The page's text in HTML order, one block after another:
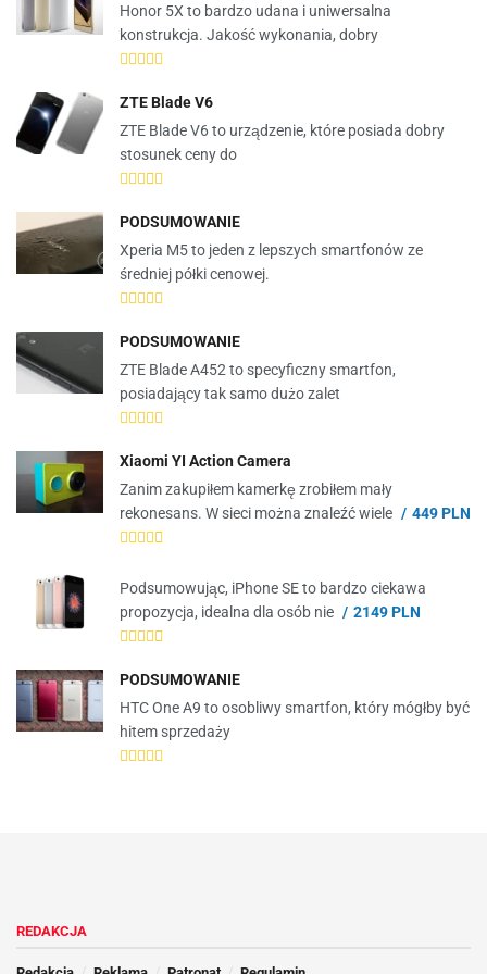
Honor 5X to bardzo udana i uniwersalna
konstrukcja. Jakość wykonania, dobry
ZTE Blade V6
ZTE Blade V6 to urządzenie, które posiada dobry
stosunek ceny do
PODSUMOWANIE
Xperia M5 to jeden z lepszych smartfonów ze
średniej półki cenowej.
PODSUMOWANIE
ZTE Blade A452 to specyficzny smartfon,
posiadający tak samo dużo zalet
Xiaomi YI Action Camera
Zanim zakupiłem kamerkę zrobiłem mały
rekonesans. W sieci można znaleźć wiele
449 PLN
Podsumowując, iPhone SE to bardzo ciekawa
propozycja, idealna dla osób nie
2149 PLN
PODSUMOWANIE
HTC One A9 to osobliwy smartfon, który mógłby być
hitem sprzedaży
REDAKCJA